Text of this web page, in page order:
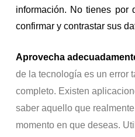
información. No tienes por
confirmar y contrastar sus
Aprovecha
de la tecnología es un error
completo. Existen
saber aquello que
momento en que deseas.